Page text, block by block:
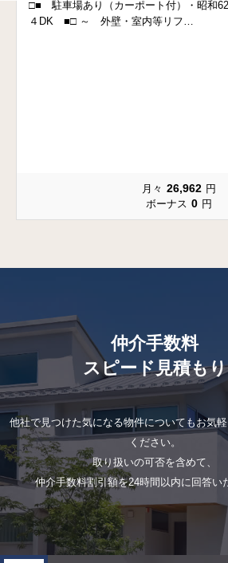
□■ 駐車場あり（カーポート付）・昭和62
４DK ■□ ～ 外壁・室内等リフ…
月々 26,962 円
ボーナス 0 円
仲介手数料
スピード見積もり
他社で見つけた気になる物件についてもお気
ください。
取り扱いの可否を含めて、
仲介手数料割引額を24時間以内に回答い